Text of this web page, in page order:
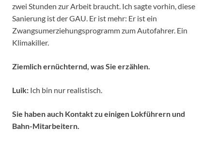
zwei Stunden zur Arbeit braucht. Ich sagte vorhin, diese
Sanierung ist der GAU. Er ist mehr: Er ist ein
Zwangsumerziehungsprogramm zum Autofahrer. Ein
Klimakiller.
Ziemlich ernüchternd, was Sie erzählen.
Luik: Ich bin nur realistisch.
Sie haben auch Kontakt zu einigen Lokführern und
Bahn-Mitarbeitern.